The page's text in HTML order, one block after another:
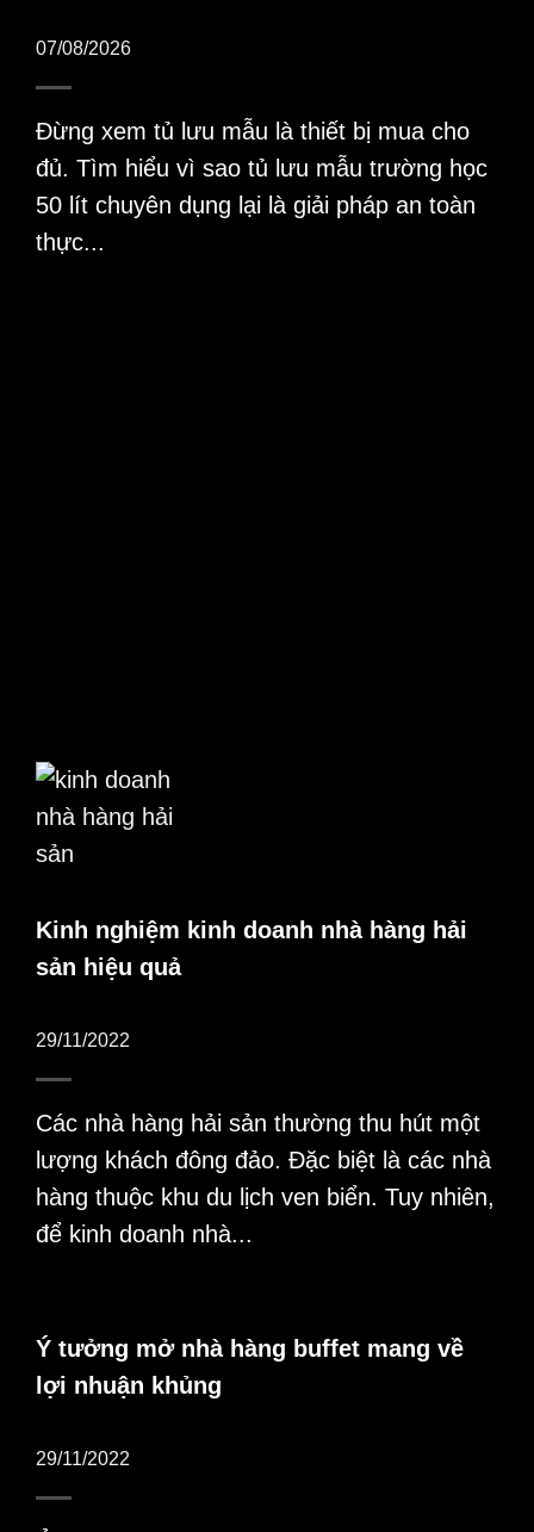
07/08/2026
Đừng xem tủ lưu mẫu là thiết bị mua cho
đủ. Tìm hiểu vì sao tủ lưu mẫu trường học
50 lít chuyên dụng lại là giải pháp an toàn
thực...
Kinh nghiệm kinh doanh nhà hàng hải
sản hiệu quả
29/11/2022
Các nhà hàng hải sản thường thu hút một
lượng khách đông đảo. Đặc biệt là các nhà
hàng thuộc khu du lịch ven biển. Tuy nhiên,
để kinh doanh nhà...
Ý tưởng mở nhà hàng buffet mang về
lợi nhuận khủng
29/11/2022